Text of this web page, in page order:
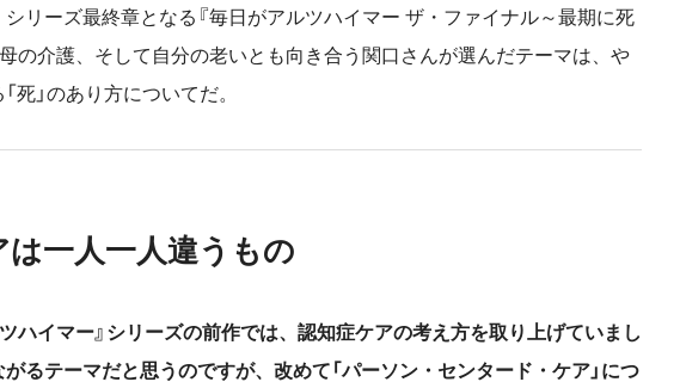
リーズ最終章となる『毎日がアルツハイマー ザ・ファイナル～最期に死
の介護、そして自分の老いとも向き合う関口さんが選んだテーマは、や
死」のあり方についてだ。
は一人一人違うもの
ハイマー』シリーズの前作では、認知症ケアの考え方を取り上げていまし
るテーマだと思うのですが、改めて「パーソン・センタード・ケア」につ